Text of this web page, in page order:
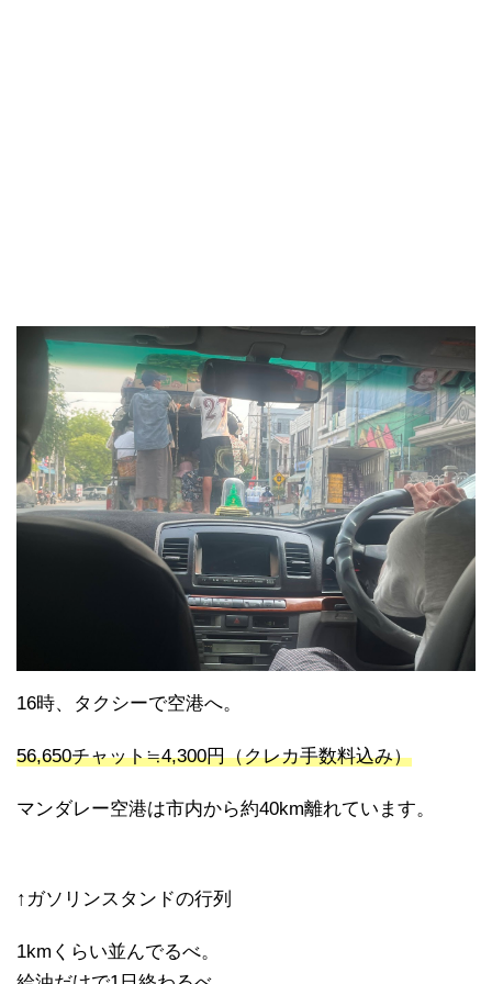
16時、タクシーで空港へ。
56,650チャット≒4,300円（クレカ手数料込み）
マンダレー空港は市内から約40km離れています。